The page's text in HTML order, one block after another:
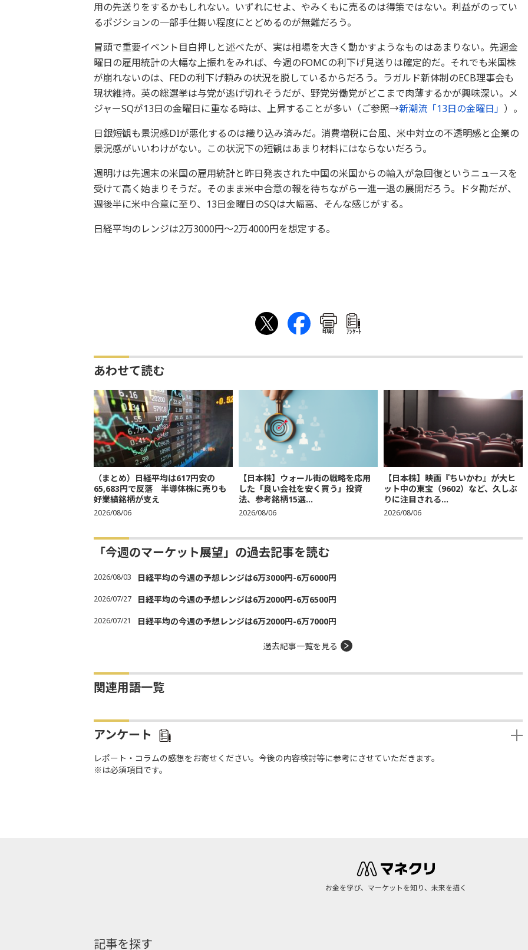
用の先送りをするかもしれない。いずれにせよ、やみくもに売るのは得策ではない。利益がのってい
るポジションの一部手仕舞い程度にとどめるのが無難だろう。
冒頭で重要イベント目白押しと述べたが、実は相場を大きく動かすようなものはあまりない。先週金
曜日の雇用統計の大幅な上振れをみれば、今週のFOMCの利下げ見送りは確定的だ。それでも米国株
が崩れないのは、FEDの利下げ頼みの状況を脱しているからだろう。ラガルド新体制のECB理事会も
現状維持。英の総選挙は与党が逃げ切れそうだが、野党労働党がどこまで肉薄するかが興味深い。メ
ジャーSQが13日の金曜日に重なる時は、上昇することが多い（ご参照→新潮流「13日の金曜日」 ）。
日銀短観も景況感DIが悪化するのは織り込み済みだ。消費増税に台風、米中対立の不透明感と企業の
景況感がいいわけがない。この状況下の短観はあまり材料にはならないだろう。
週明けは先週末の米国の雇用統計と昨日発表された中国の米国からの輸入が急回復というニュースを
受けて高く始まりそうだ。そのまま米中合意の報を待ちながら一進一退の展開だろう。ドタ勘だが、
週後半に米中合意に至り、13日金曜日のSQは大幅高、そんな感じがする。
日経平均のレンジは2万3000円～2万4000円を想定する。
印刷 ｱﾝｹｰﾄ
あわせて読む
（まとめ）日経平均は617円安の
65,683円で反落 半導体株に売りも
好業績銘柄が支え
2026/08/06
【日本株】ウォール街の戦略を応用
した「良い会社を安く買う」投資
法、参考銘柄15選...
2026/08/06
【日本株】映画『ちいかわ』が大ヒ
ット中の東宝（9602）など、久しぶ
りに注目される...
2026/08/06
「今週のマーケット展望」の過去記事を読む
2026/08/03 日経平均の今週の予想レンジは6万3000円-6万6000円
2026/07/27 日経平均の今週の予想レンジは6万2000円-6万6500円
2026/07/21 日経平均の今週の予想レンジは6万2000円-6万7000円
過去記事一覧を見る
関連用語一覧
アンケート
レポート・コラムの感想をお寄せください。今後の内容検討等に参考にさせていただきます。
※は必須項目です。
お金を学び、マーケットを知り、未来を描く
記事を探す